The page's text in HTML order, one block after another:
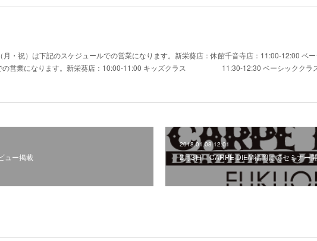
・祝）は下記のスケジュールでの営業になります。新栄葵店：休館千音寺店：11:00-12:00 ベ
の営業になります。新栄葵店：10:00-11:00 キッズクラス 11:30-12:30 ベーシッククラ
ュー掲載
2018.01.08 12:01
2月3日 CARPE DIEM福岡にてセミナー